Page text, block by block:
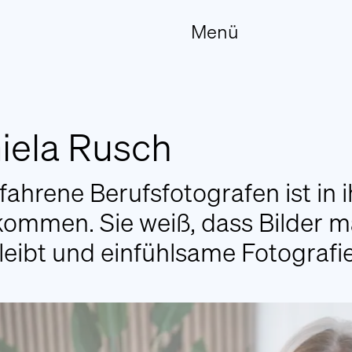
Menü
Kontakt
Wir stehen Ihnen gerne bei Fragen oder
Wünschen persönlich zur Verfügung.
Kontaktieren Sie uns
Rusch
Berufsfotografen ist in
Sie weiß, dass Bilder
und einfühlsame